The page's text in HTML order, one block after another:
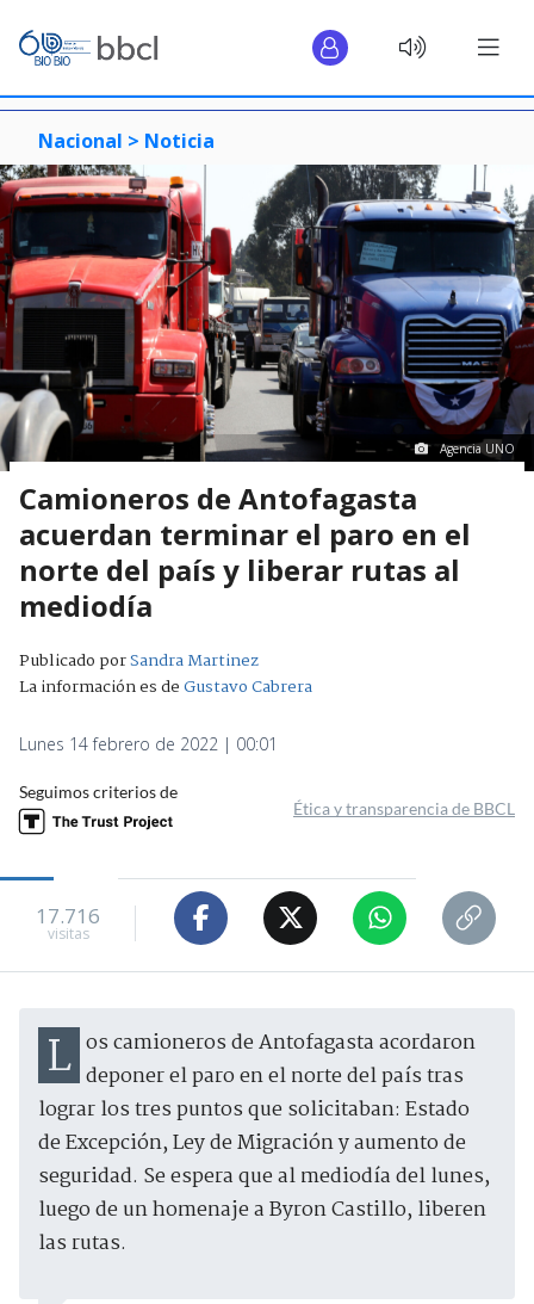
Nacional > Noticia
Agencia UNO
Camioneros de Antofagasta
acuerdan terminar el paro en el
norte del país y liberar rutas al
mediodía
Publicado porSandra Martinez
La información es deGustavo Cabrera
Lunes 14 febrero de 2022 | 00:01
Seguimos criterios de
Ética y transparencia de BBCL
17.716
visitas
Los camioneros de Antofagasta acordaron deponer el paro en el norte del país tras
lograr los tres puntos que solicitaban: Estado
de Excepción, Ley de Migración y aumento de
seguridad. Se espera que al mediodía del lunes,
luego de un homenaje a Byron Castillo, liberen
las rutas.